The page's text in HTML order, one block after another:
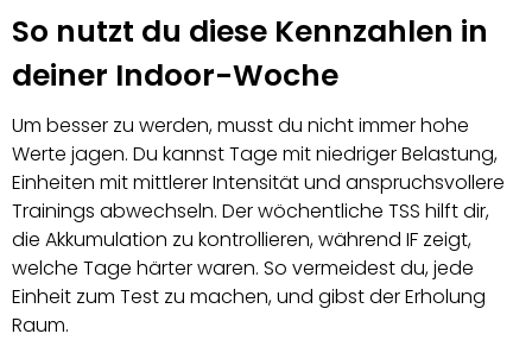
So nutzt du diese Kennzahlen in
deiner Indoor-Woche
Um besser zu werden, musst du nicht immer hohe
Werte jagen. Du kannst Tage mit niedriger Belastung,
Einheiten mit mittlerer Intensität und anspruchsvollere
Trainings abwechseln. Der wöchentliche TSS hilft dir,
die Akkumulation zu kontrollieren, während IF zeigt,
welche Tage härter waren. So vermeidest du, jede
Einheit zum Test zu machen, und gibst der Erholung
Raum.